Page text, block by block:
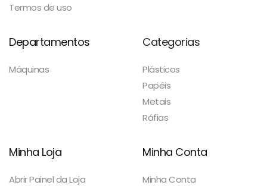
Termos de uso
Departamentos
Máquinas
Categorias
Plásticos
Papéis
Metais
Ráfias
Minha Loja
Abrir Painel da Loja
Minha Conta
Minha Conta